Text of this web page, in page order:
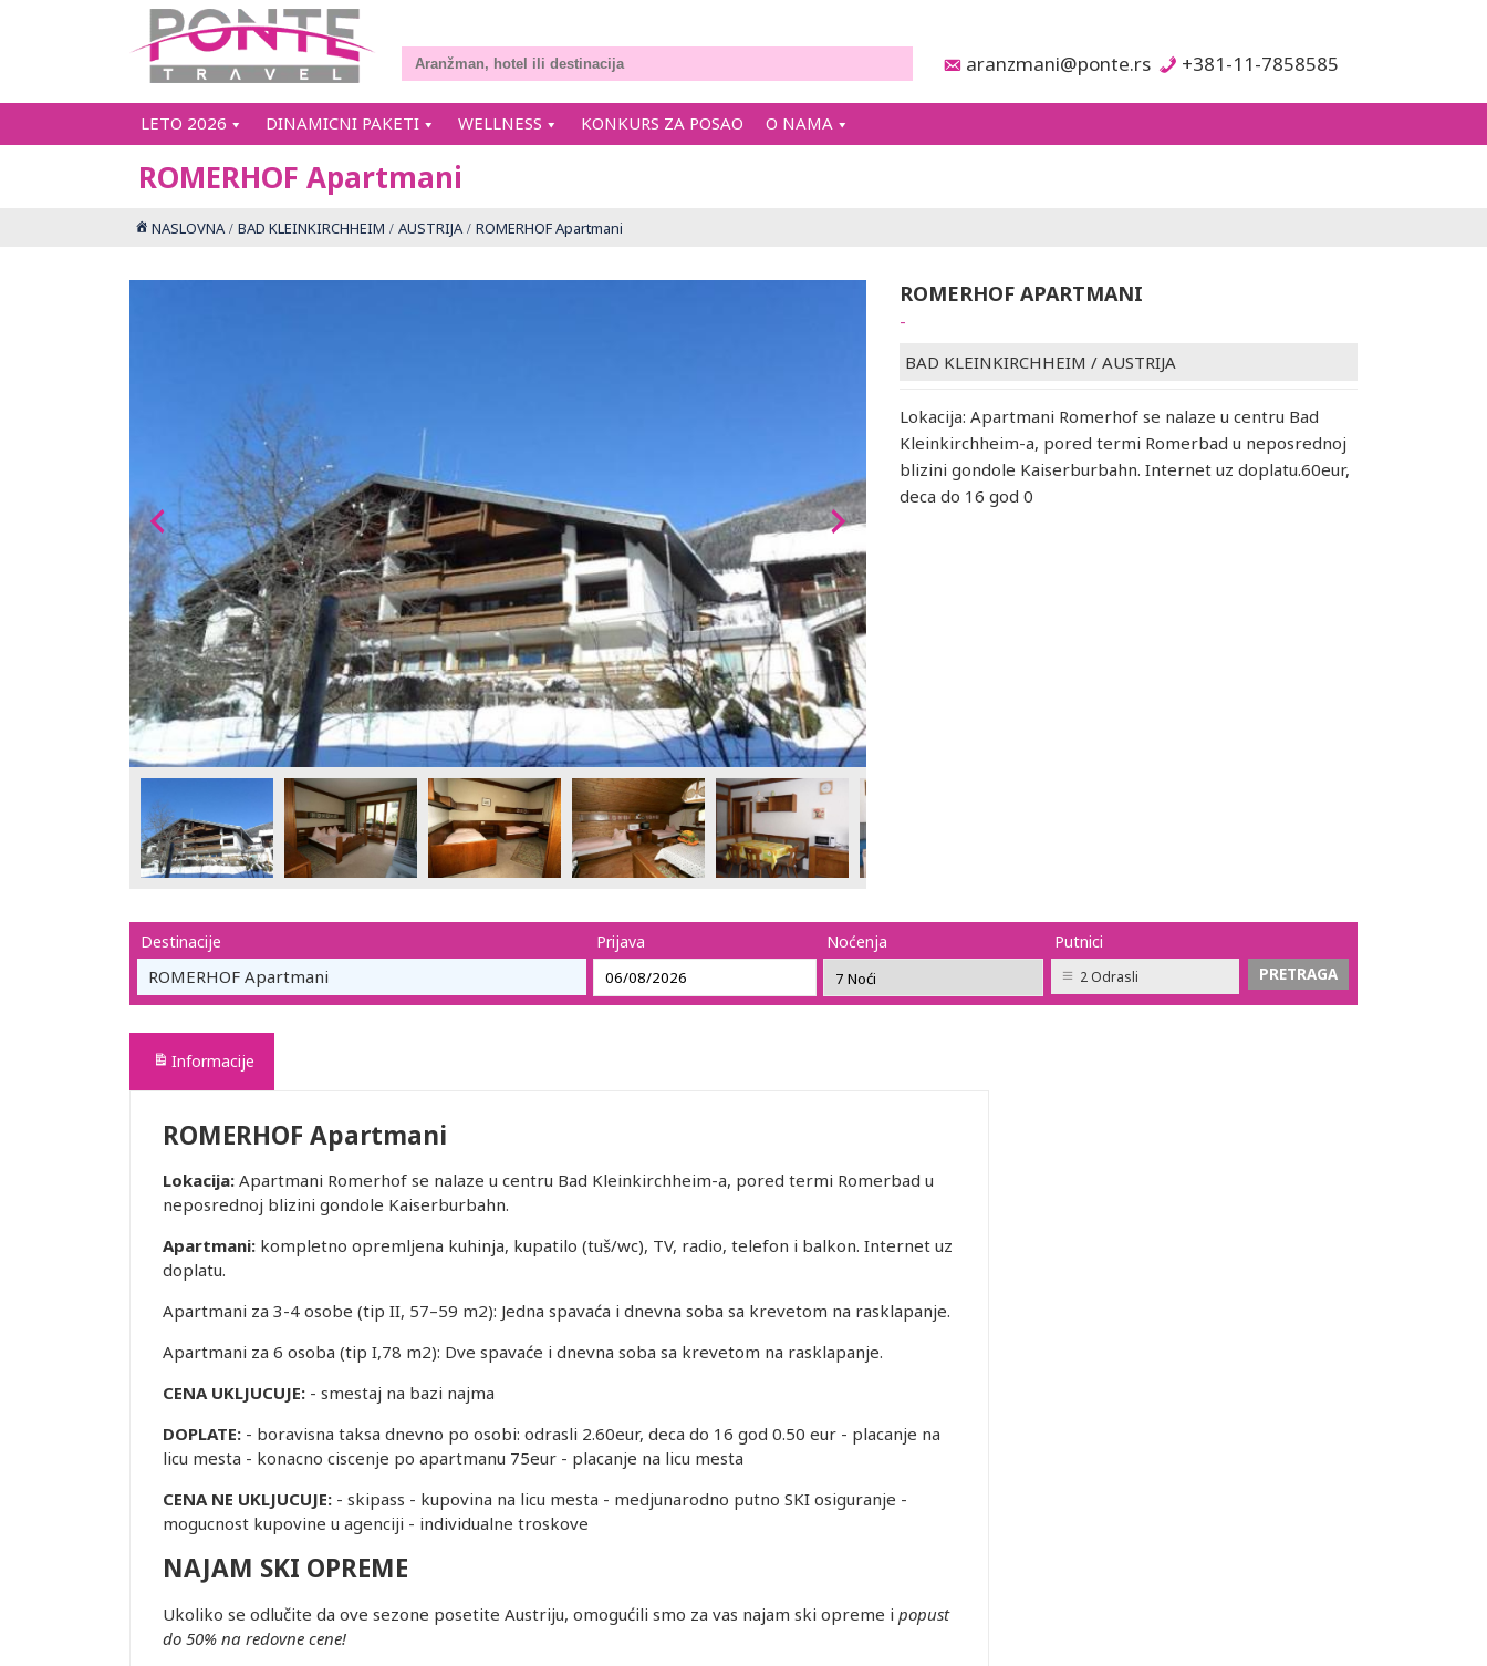
aranzmani@ponte.rs +381-11-7858585
LETO 2026 DINAMICNI PAKETI WELLNESS KONKURS ZA POSAO O NAMA
ROMERHOF Apartmani
NASLOVNA BAD KLEINKIRCHHEIM AUSTRIJA ROMERHOF Apartmani
ROMERHOF APARTMANI
-
BAD KLEINKIRCHHEIM / AUSTRIJA
Lokacija: Apartmani Romerhof se nalaze u centru Bad
Kleinkirchheim-a, pored termi Romerbad u neposrednoj
blizini gondole Kaiserburbahn. Internet uz doplatu.60eur,
deca do 16 god 0
Destinacije
ROMERHOF Apartmani
Prijava Noćenja Putnici
2 Odrasli
Informacije
ROMERHOF Apartmani
Lokacija: Apartmani Romerhof se nalaze u centru Bad Kleinkirchheim-a, pored termi Romerbad u
neposrednoj blizini gondole Kaiserburbahn.
Apartmani: kompletno opremljena kuhinja, kupatilo (tuš/wc), TV, radio, telefon i balkon. Internet uz
doplatu.
Apartmani za 3-4 osobe (tip II, 57–59 m2): Jedna spavaća i dnevna soba sa krevetom na rasklapanje.
Apartmani za 6 osoba (tip I,78 m2): Dve spavaće i dnevna soba sa krevetom na rasklapanje.
CENA UKLJUCUJE: - smestaj na bazi najma
DOPLATE: - boravisna taksa dnevno po osobi: odrasli 2.60eur, deca do 16 god 0.50 eur - placanje na
licu mesta - konacno ciscenje po apartmanu 75eur - placanje na licu mesta
CENA NE UKLJUCUJE: - skipass - kupovina na licu mesta - medjunarodno putno SKI osiguranje -
mogucnost kupovine u agenciji - individualne troskove
NAJAM SKI OPREME
Ukoliko se odlučite da ove sezone posetite Austriju, omogućili smo za vas najam ski opreme i popust
do 50% na redovne cene!